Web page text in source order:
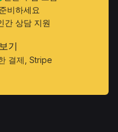
비하세요
간 상담 지원
기
결제, Stripe